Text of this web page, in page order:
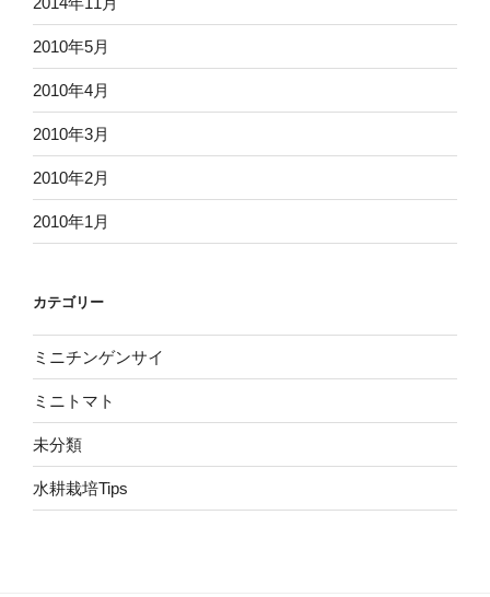
2010年5月
2010年4月
2010年3月
2010年2月
2010年1月
カテゴリー
ミニチンゲンサイ
ミニトマト
未分類
水耕栽培Tips